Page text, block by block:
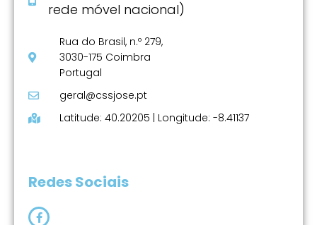
rede móvel nacional)
Rua do Brasil, n.º 279,
3030-175 Coimbra
Portugal
geral@cssjose.pt
Latitude: 40.20205 | Longitude: -8.41137
Redes Sociais